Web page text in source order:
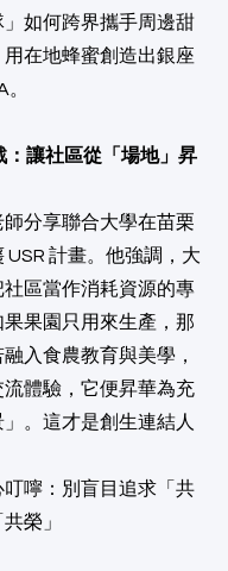
」如何跨界攜手周邊甜
在地蜂蜜創造出銀座
：讓社區從「場地」昇
師分享聯合大學在苗栗
USR 計畫。他強調，大
區當作消耗資源的專
果園只用來生產，那
入食農教育與美學，
體驗，它便昇華為充
。這才是創生連結人
嚀：別盲目追求「共
榮」